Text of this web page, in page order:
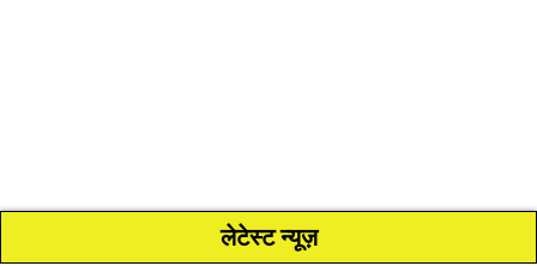
लेटेस्ट न्यूज़